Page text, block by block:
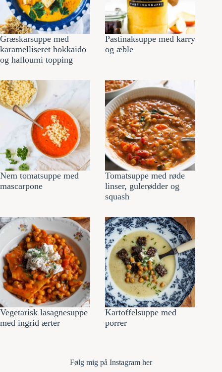
Græskarsuppe med
karamelliseret hokkaido
og halloumi topping
Pastinaksuppe med karry
og æble
Nem tomatsuppe med
mascarpone
Tomatsuppe med røde
linser, gulerødder og
squash
Vegetarisk lasagnesuppe
med ingrid ærter
Kartoffelsuppe med
porrer
Følg mig på Instagram her